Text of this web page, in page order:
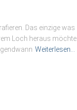
Das einzige was
Loch heraus möchte.
Weiterlesen…